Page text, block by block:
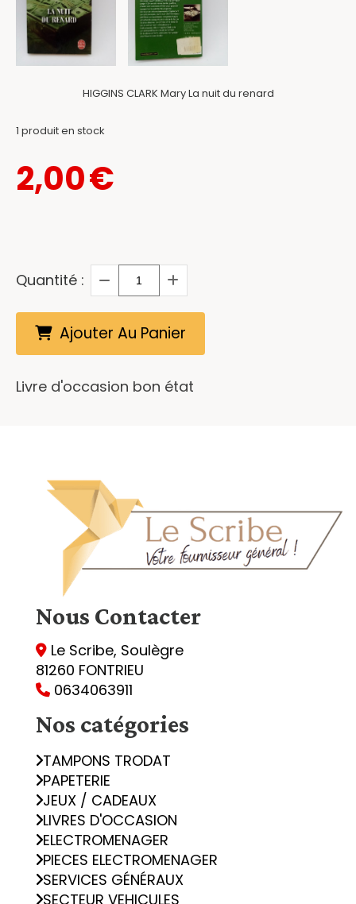
HIGGINS CLARK Mary La nuit du renard
2,00€
1 produit en stock
Quantité :
Ajouter Au Panier
Livre d'occasion bon état
Nous Contacter
 Le Scribe, Soulègre
81260 FONTRIEU
 0634063911
Nos catégories
TAMPONS TRODAT
PAPETERIE
JEUX / CADEAUX
LIVRES D'OCCASION
ELECTROMENAGER
PIECES ELECTROMENAGER
SERVICES GÉNÉRAUX
SECTEUR VEHICULES